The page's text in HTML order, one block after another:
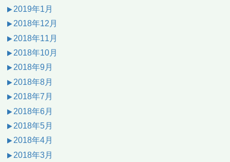
2019年1月
2018年12月
2018年11月
2018年10月
2018年9月
2018年8月
2018年7月
2018年6月
2018年5月
2018年4月
2018年3月